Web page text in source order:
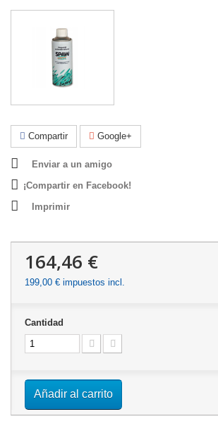
Compartir Google+
Enviar a un amigo
¡Compartir en Facebook!
Imprimir
164,46 €
199,00 € impuestos incl.
Cantidad
Añadir al carrito